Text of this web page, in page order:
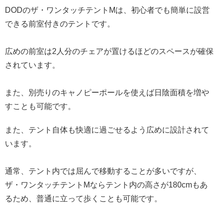
DODのザ・ワンタッチテントMは、初心者でも簡単に設営
できる前室付きのテントです。
広めの前室は2人分のチェアが置けるほどのスペースが確保
されています。
また、別売りのキャノピーポールを使えば日陰面積を増や
すことも可能です。
また、テント自体も快適に過ごせるよう広めに設計されて
います。
通常、テント内では屈んで移動することが多いですが、
ザ・ワンタッチテントMならテント内の高さが180cmもあ
るため、普通に立って歩くことも可能です。